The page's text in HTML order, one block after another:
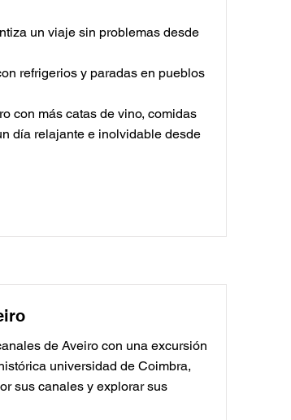
un viaje sin problemas desde
refrigerios y paradas en pueblos
con más catas de vino, comidas
día relajante e inolvidable desde
de Aveiro con una excursión
universidad de Coimbra,
sus canales y explorar sus